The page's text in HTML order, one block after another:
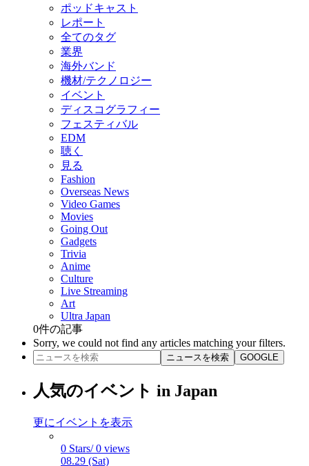
ポッドキャスト
レポート
全てのタグ
業界
海外バンド
機材/テクノロジー
イベント
ディスコグラフィー
フェスティバル
EDM
聴く
見る
Fashion
Overseas News
Video Games
Movies
Going Out
Gadgets
Trivia
Anime
Culture
Live Streaming
Art
Ultra Japan
0件の記事
Sorry, we could not find any articles matching your filters.
ニュースを検索 GOOGLE
人気のイベント in Japan
更にイベントを表示
0 Stars/ 0 views
08.29 (Sat)